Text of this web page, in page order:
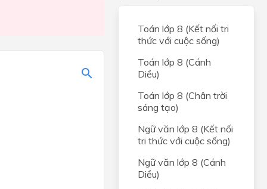
Toán lớp 8 (Kết nối tri
thức với cuộc sống)
Toán lớp 8 (Cánh
Diều)
Toán lớp 8 (Chân trời
sáng tạo)
Ngữ văn lớp 8 (Kết nối
tri thức với cuộc sống)
Ngữ văn lớp 8 (Cánh
Diều)